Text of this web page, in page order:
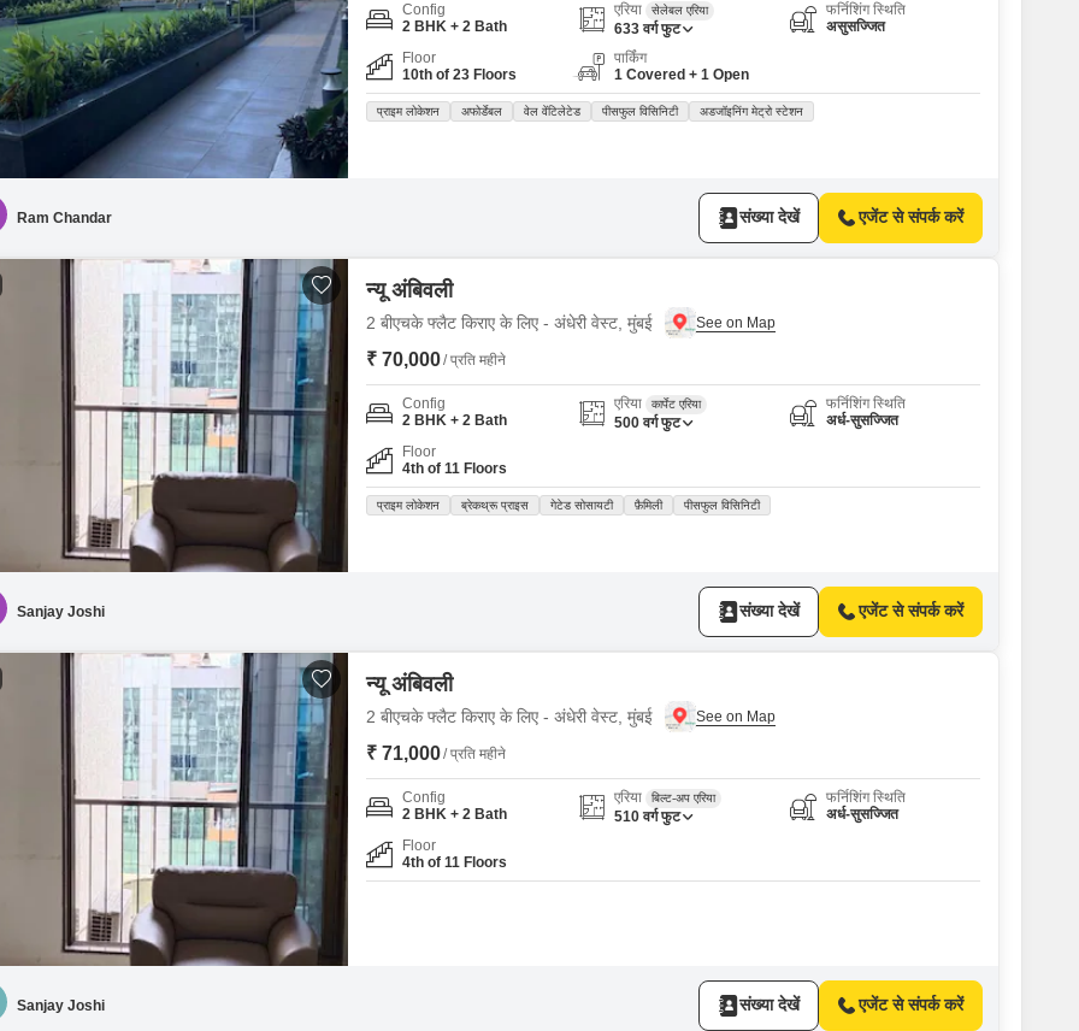
Config
2 BHK + 2 Bath
एरिया सेलेबल एरिया
633 वर्ग फुट
फर्निशिंग स्थिति
असुसज्जित
Floor
10th of 23 Floors
पार्किंग
1 Covered + 1 Open
प्राइम लोकेशन अफोर्डेबल वेल वेंटिलेटेड पीसफुल विसिनिटी अडजॉइनिंग मेट्रो स्टेशन
Ram Chandar संख्या देखें एजेंट से संपर्क करें
न्यू अंबिवली
2 बीएचके फ्लैट किराए के लिए - अंधेरी वेस्ट, मुंबई
₹ 70,000/ प्रति महीने
Config
2 BHK + 2 Bath
एरिया कार्पेट एरिया
500 वर्ग फुट
फर्निशिंग स्थिति
अर्ध-सुसज्जित
Floor
4th of 11 Floors
प्राइम लोकेशन ब्रेकथ्रू प्राइस गेटेड सोसायटी फ़ैमिली पीसफुल विसिनिटी
Sanjay Joshi संख्या देखें एजेंट से संपर्क करें
न्यू अंबिवली
2 बीएचके फ्लैट किराए के लिए - अंधेरी वेस्ट, मुंबई
₹ 71,000/ प्रति महीने
Config
2 BHK + 2 Bath
एरिया बिल्ट-अप एरिया
510 वर्ग फुट
फर्निशिंग स्थिति
अर्ध-सुसज्जित
Floor
4th of 11 Floors
Sanjay Joshi संख्या देखें एजेंट से संपर्क करें